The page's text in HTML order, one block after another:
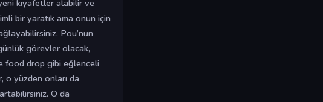
kıyafetler alabilir ve
bir yaratık ama onun için
Pou’nun
görevler olacak,
food drop gibi eğlenceli
o yüzden onları da
O da